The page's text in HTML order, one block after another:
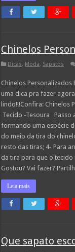
Chinelos
Dicas, Moda, Sapatos
Chinelos Personalizados
uma dica pra fazer
lindo!!!Confira: Chinelos
Tecido -Tesoura Passo
formando uma espécie
do meio da tira do
resto das tiras; 4- Para
da tira para que o
Gostou? Vai fazer?
Leia mais
Que sapato